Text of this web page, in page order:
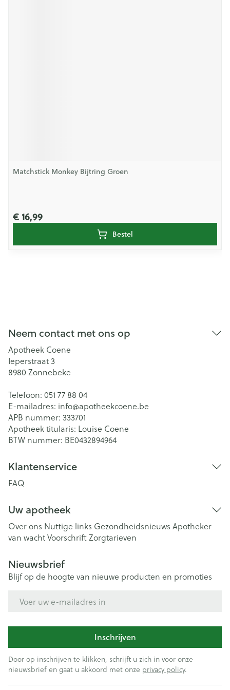
Matchstick Monkey Bijtring Groen
€ 16,99
Bestel
Neem contact met ons op
Apotheek Coene
Ieperstraat 3
8980 Zonnebeke
Telefoon: 051 77 88 04
E-mailadres: info@apotheekcoene.be
APB nummer: 333701
Apotheek titularis: Louise Coene
BTW nummer: BE0432894964
Klantenservice
FAQ
Uw apotheek
Over ons Nuttige links Gezondheidsnieuws Apotheker
van wachtVoorschriftZorgtarieven
Nieuwsbrief
Blijf op de hoogte van nieuwe producten en promoties
Inschrijven
Door op inschrijven te klikken, schrijft u zich in voor onze
nieuwsbrief en gaat u akkoord met onze privacy policy.